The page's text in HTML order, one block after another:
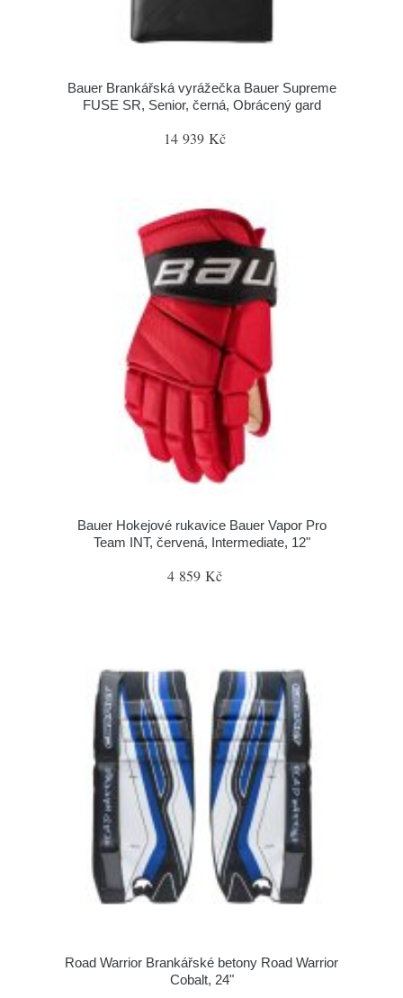
Bauer Brankářská vyrážečka Bauer Supreme
FUSE SR, Senior, černá, Obrácený gard
14 939 Kč
Bauer Hokejové rukavice Bauer Vapor Pro
Team INT, červená, Intermediate, 12"
4 859 Kč
Road Warrior Brankářské betony Road Warrior
Cobalt, 24"